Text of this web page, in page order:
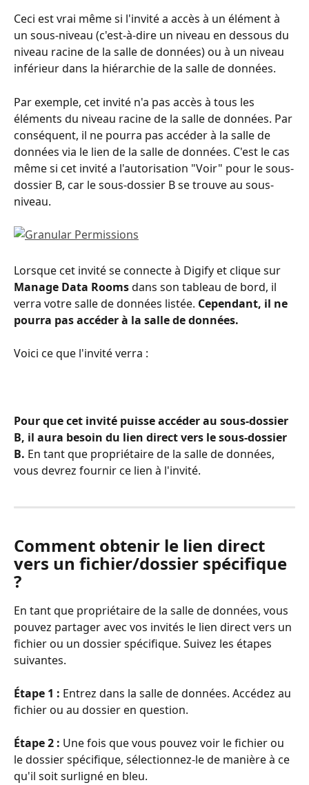
Ceci est vrai même si l'invité a accès à un élément à
un sous-niveau (c'est-à-dire un niveau en dessous du
niveau racine de la salle de données) ou à un niveau
inférieur dans la hiérarchie de la salle de données.
Par exemple, cet invité n'a pas accès à tous les
éléments du niveau racine de la salle de données. Par
conséquent, il ne pourra pas accéder à la salle de
données via le lien de la salle de données. C'est le cas
même si cet invité a l'autorisation "Voir" pour le sous-
dossier B, car le sous-dossier B se trouve au sous-
niveau.
Lorsque cet invité se connecte à Digify et clique sur
Manage Data Rooms dans son tableau de bord, il
verra votre salle de données listée. Cependant, il ne
pourra pas accéder à la salle de données.
Voici ce que l'invité verra :
Pour que cet invité puisse accéder au sous-dossier
B, il aura besoin du lien direct vers le sous-dossier
B. En tant que propriétaire de la salle de données,
vous devrez fournir ce lien à l'invité.
Comment obtenir le lien direct
vers un fichier/dossier spécifique
?
En tant que propriétaire de la salle de données, vous
pouvez partager avec vos invités le lien direct vers un
fichier ou un dossier spécifique. Suivez les étapes
suivantes.
Étape 1 : Entrez dans la salle de données. Accédez au
fichier ou au dossier en question.
Étape 2 : Une fois que vous pouvez voir le fichier ou
le dossier spécifique, sélectionnez-le de manière à ce
qu'il soit surligné en bleu.